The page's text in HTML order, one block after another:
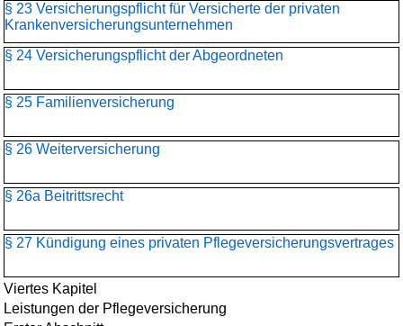
§ 23 Versicherungspflicht für Versicherte der privaten
Krankenversicherungs­unternehmen
§ 24 Versicherungspflicht der Abgeordneten
§ 25 Familienversicherung
§ 26 Weiterversicherung
§ 26a Beitrittsrecht
§ 27 Kündigung eines privaten Pflegeversicherungsvertrages
Viertes Kapitel
Leistungen der Pflegeversicherung